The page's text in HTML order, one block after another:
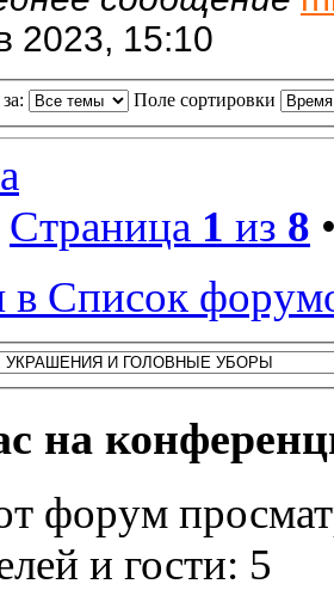
2023, 15:10
Поле сортировки
Страница 1 из 8
в Список
на
форум
и гости: 5